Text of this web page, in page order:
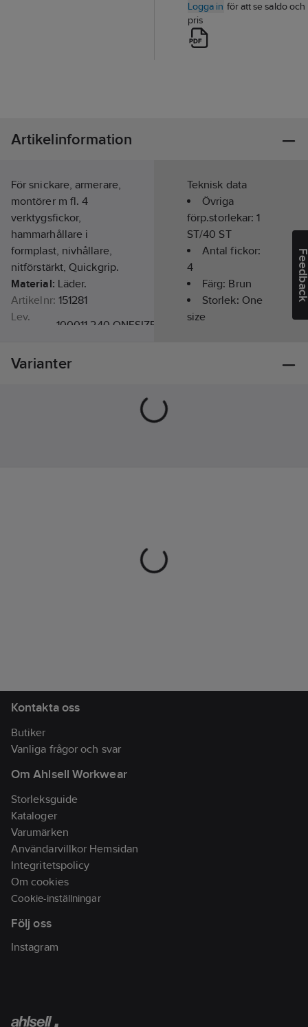
Logga in för att se saldo och
pris
Artikelinformation
För snickare, armerare,
montörer m fl. 4
verktygsfickor,
hammarhållare i
formplast, nivhållare,
nitförstärkt, Quickgrip.
Material: Läder.
Artikelnr: 151281
Lev.
100011-240 ONESIZE
artikelnr:
7392025173917
Teknisk data
Övriga
förp.storlekar:1
ST/40 ST
Antal fickor:
4
Färg: Brun
Storlek: One
size
Varianter
Kontakta oss
Butiker
Vanliga frågor och svar
Om Ahlsell Workwear
Storleksguide
Kataloger
Varumärken
Användarvillkor Hemsidan
Integritetspolicy
Om cookies
Cookie-inställningar
Följ oss
Instagram